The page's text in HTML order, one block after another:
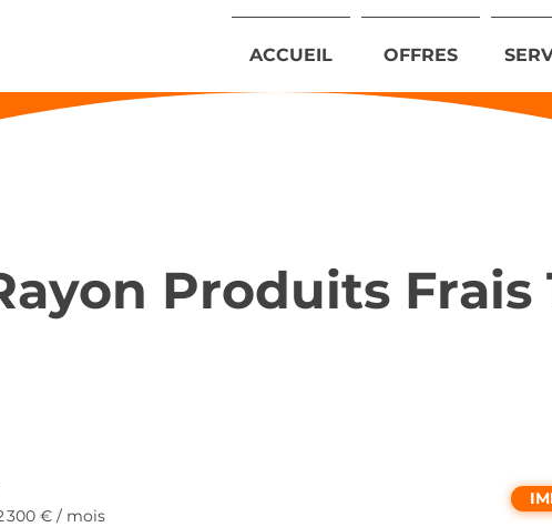
ACCUEIL OFFRES
Produits Frais
300 € / mois